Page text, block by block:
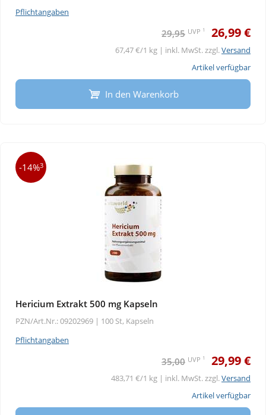
Pflichtangaben
29,95 UVP 1 26,99 €
67,47 €/1 kg | inkl. MwSt. zzgl.Versand
Artikel verfügbar
In den Warenkorb
-14%3
Hericium Extrakt 500 mg Kapseln
PZN/Art.Nr.: 09202969 | 100 St, Kapseln
Pflichtangaben
35,00 UVP 1 29,99 €
483,71 €/1 kg | inkl. MwSt. zzgl.Versand
Artikel verfügbar